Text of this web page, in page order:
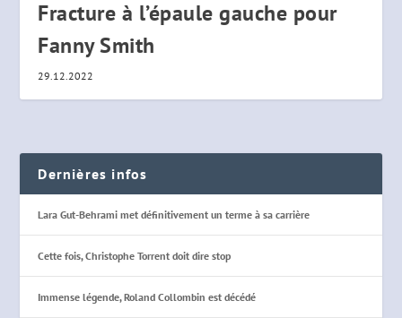
Fracture à l’épaule gauche pour
Fanny Smith
29.12.2022
Dernières infos
Lara Gut-Behrami met définitivement un terme à sa carrière
Cette fois, Christophe Torrent doit dire stop
Immense légende, Roland Collombin est décédé